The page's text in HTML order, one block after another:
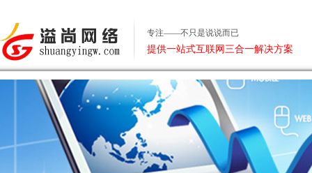
专注——不只是说说而已
提供一站式互联网三合一解决方案